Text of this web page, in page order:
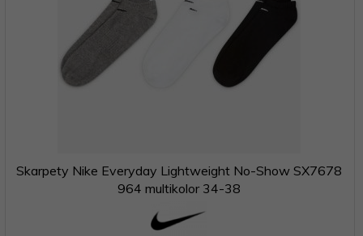
Skarpety Nike Everyday Lightweight No-Show SX7678
964 multikolor 34-38